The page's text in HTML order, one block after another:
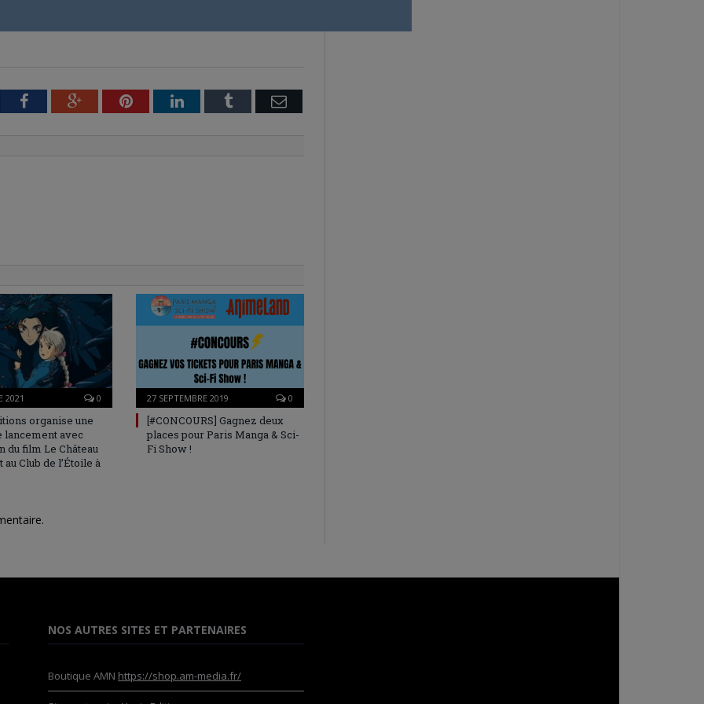
FacebookGoogle+PinterestLinkedInTumblr Email
2021 0
organise une
lancement avec
du film Le Château
Club de l’Étoile à
27 SEPTEMBRE 2019 0
[#CONCOURS] Gagnez deux
places pour Paris Manga & Sci-
Fi Show !
NOS AUTRES SITES ET PARTENAIRES
Boutique AMN https://shop.am-media.fr/